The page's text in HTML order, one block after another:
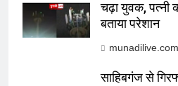
चढ़ा युवक, पत्नी
बताया परेशान
munadilive.com
साहिबगंज से